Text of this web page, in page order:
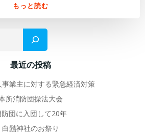
もっと読む
最近の投稿
業主に対する緊急経済対策
所消防団操法大会
団に入団して20年
白鬚神社のお祭り